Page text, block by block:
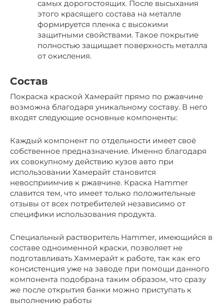
самых дорогостоящих. После высыхания
этого красящего состава на металле
формируется пленка с высокими
защитными свойствами. Такое покрытие
полностью защищает поверхность металла
от окисления.
Состав
Покраска краской Хамерайт прямо по ржавчине
возможна благодаря уникальному составу. В него
входят следующие основные компоненты:
Каждый компонент по отдельности имеет своё
собственное предназначение. Именно благодаря
их совокупному действию кузов авто при
использовании Хамерайт становится
невосприимчив к ржавчине. Краска Hammer
славится тем, что имеет только положительные
отзывы от всех потребителей независимо от
специфики использования продукта.
Специальный растворитель Hammer, имеющийся в
составе одноименной краски, позволяет не
подготавливать Хаммерайт к работе, так как его
консистенция уже на заводе при помощи данного
компонента подобрана таким образом, что сразу
же после открытия банки можно приступать к
выполнению работы